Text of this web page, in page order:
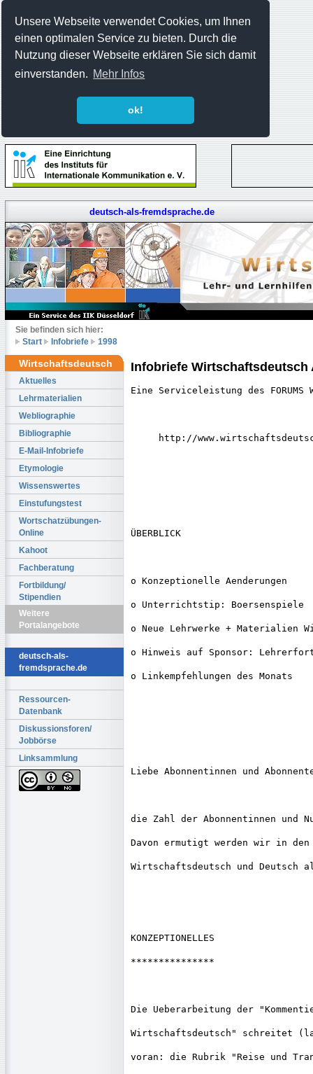
Unsere Webseite verwendet Cookies, um Ihnen
einen optimalen Service zu bieten. Durch die
Nutzung dieser Webseite erklären Sie sich damit
einverstanden. Mehr Infos
ok!
deutsch-als-fremdsprache.de
Sie befinden sich hier:
Start
Infobriefe 1998
Wirtschaftsdeutsch
Aktuelles
Lehrmaterialien
Webliographie
Bibliographie
E-Mail-Infobriefe
Etymologie
Wissenswertes
Einstufungstest
Wortschatzübungen-
Online
Kahoot
Fachberatung
Fortbildung/
Stipendien
Weitere
Portalangebote
deutsch-als-
fremdsprache.de
Ressourcen-
Datenbank
Diskussionsforen/
Jobbörse
Linksammlung
Infobriefe Wirtschaftsdeutsch
Eine Serviceleistung des
http://
ÜBERBLICK
o Konzeptionelle Aenderungen
o Unterrichtstip: Boersenspiele
o Neue Lehrwerke + Materialien
o Hinweis auf Sponsor:
o Linkempfehlungen des Monats
Liebe Abonnentinnen und
die Zahl der Abonnentinnen
Davon ermutigt werden wir in den
Wirtschaftsdeutsch und Deutsch
KONZEPTIONELLES
***************
Die Ueberarbeitung der
Wirtschaftsdeutsch" schreitet
voran: die Rubrik "Reise und